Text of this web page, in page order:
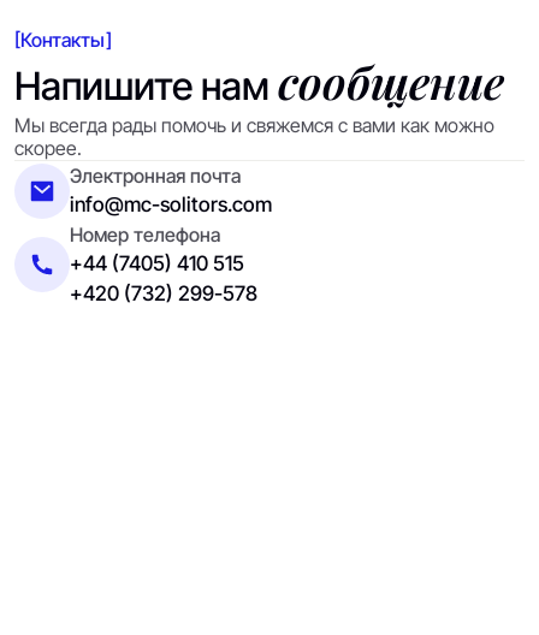
[Контакты]
Напишите нам сообщение
Мы всегда рады помочь и свяжемся с вами как можно
скорее.
Электронная почта
info@mc-solitors.com
Номер телефона
+44 (7405) 410 515
+420 (732) 299-578